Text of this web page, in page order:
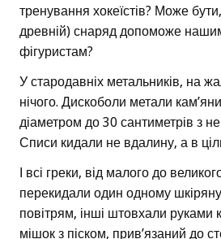
тренування хокеїстів? Може
древній) снаряд допоможе
фігуристам?
У стародавніх метальників, на
нічого. Дискоболи метали
діаметром до 30 сантиметрів з
Списи кидали не вдалину, а в
І всі греки, від малого до
перекидали один одному
повітрям, інші штовхали руками
мішок з піском, прив’язаний до